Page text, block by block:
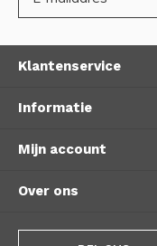
Klantenservice
Informatie
Mijn account
Over ons